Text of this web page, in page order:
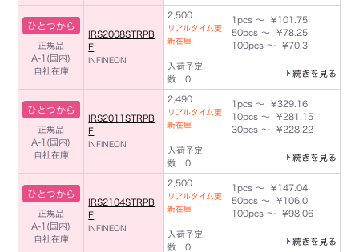
ひとつから
正規品
A-1(国内)
自社在庫
IRS2008STRPB
F
INFINEON
2,500
リアルタイム更
新在庫
入荷予定
数 : 0
1pcs ～ ¥101.75
50pcs ～ ¥78.25
100pcs ～ ¥70.3
続きを見る
ひとつから
正規品
A-1(国内)
自社在庫
IRS2011STRPB
F
INFINEON
2,490
リアルタイム更
新在庫
入荷予定
数 : 0
1pcs ～ ¥329.16
10pcs ～ ¥281.15
30pcs ～ ¥228.22
続きを見る
ひとつから
正規品
A-1(国内)
自社在庫
IRS2104STRPB
F
INFINEON
2,500
リアルタイム更
新在庫
入荷予定
数 : 0
1pcs ～ ¥147.04
50pcs ～ ¥106.0
100pcs ～ ¥98.06
続きを見る